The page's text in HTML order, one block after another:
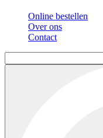
Online bestellen
Over ons
Contact